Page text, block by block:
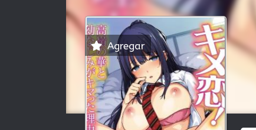
Agregar